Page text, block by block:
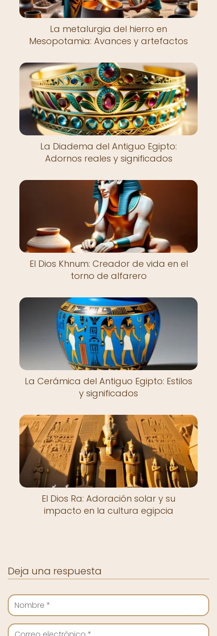
La metalurgia del hierro en
Mesopotamia: Avances y artefactos
La Diadema del Antiguo Egipto:
Adornos reales y significados
El Dios Khnum: Creador de vida en el
torno de alfarero
La Cerámica del Antiguo Egipto: Estilos
y significados
El Dios Ra: Adoración solar y su
impacto en la cultura egipcia
Deja una respuesta